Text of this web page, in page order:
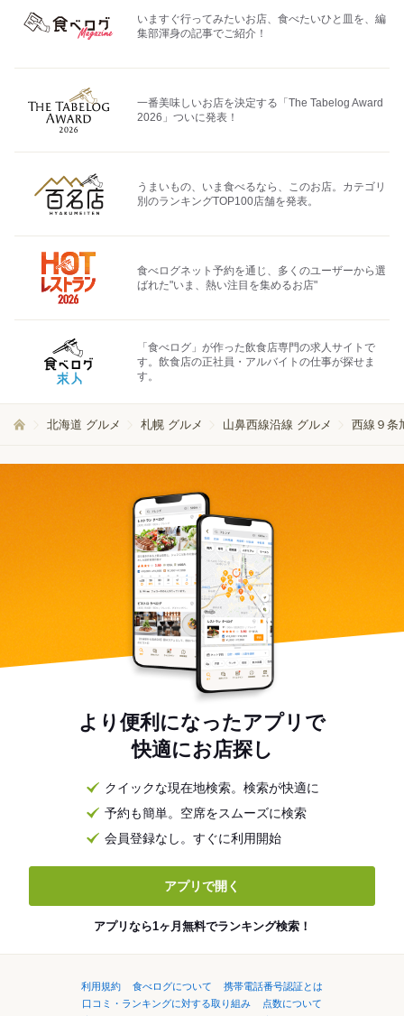
いますぐ行ってみたいお店、食べたいひと皿を、編
集部渾身の記事でご紹介！
一番美味しいお店を決定する「The Tabelog Award
2026」ついに発表！
うまいもの、いま食べるなら、このお店。カテゴリ
別のランキングTOP100店舗を発表。
食べログネット予約を通じ、多くのユーザーから選
ばれた"いま、熱い注目を集めるお店"
「食べログ」が作った飲食店専門の求人サイトで
す。飲食店の正社員・アルバイトの仕事が探せま
す。
北海道 グルメ 札幌 グルメ 山鼻西線沿線 グルメ 西線９条
より便利になったアプリで
快適にお店探し
クイックな現在地検索。検索が快適に
予約も簡単。空席をスムーズに検索
会員登録なし。すぐに利用開始
アプリで開く
アプリなら1ヶ月無料でランキング検索！
利用規約 食べログについて
携帯電話番号認証とは
口コミ・ランキングに対する取り組み
点数について